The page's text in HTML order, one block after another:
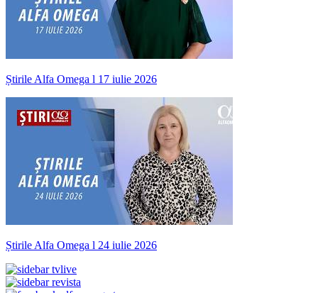
Știrile Alfa Omega l 17 iulie 2026
Știrile Alfa Omega l 24 iulie 2026